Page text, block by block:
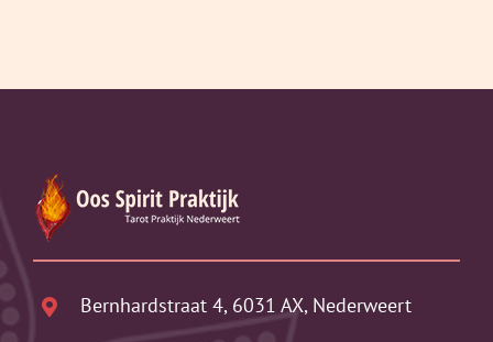
Bernhardstraat 4, 6031 AX, Nederweert